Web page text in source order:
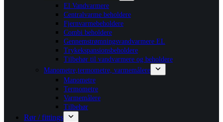
El Vandvarmere
Centralvarme beholdere
Fjernvarmebeholdere
Combi beholdere
Gennemstrømningsvandvarmere EL
Trykekspansionsbeholdere
Tilbehør til vandvarmere og beholdere
Manometre,termometre, varmemålere
Manometre
Termometre
Varmemålere
Tilbehør
Rør / fittings